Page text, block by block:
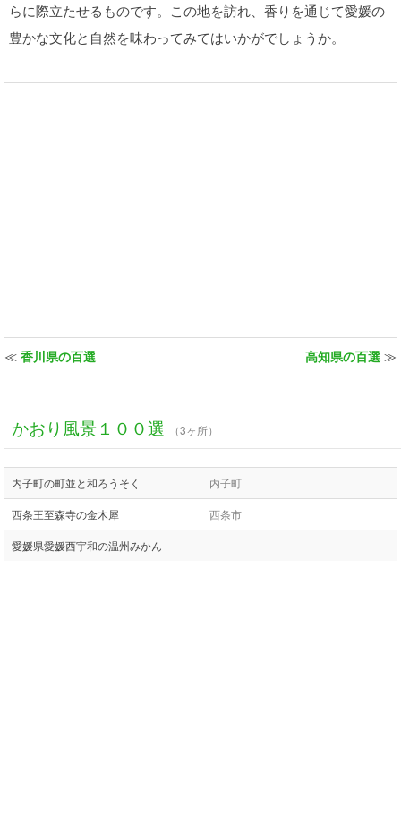
らに際立たせるものです。この地を訪れ、香りを通じて愛媛の
豊かな文化と自然を味わってみてはいかがでしょうか。
≪ 香川県の百選 高知県の百選 ≫
かおり風景１００選 （3ヶ所）
内子町の町並と和ろうそく 内子町
西条王至森寺の金木犀 西条市
愛媛県愛媛西宇和の温州みかん